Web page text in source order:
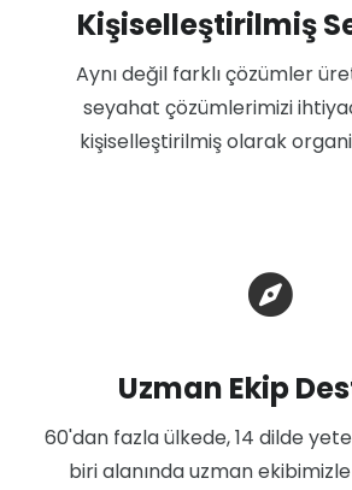
Kişiselleştirilmiş
Aynı değil farklı çözümler
seyahat çözümlerimizi
kişiselleştirilmiş olarak
Uzman Ekip
60'dan fazla ülkede, 14 dilde
biri alanında uzman